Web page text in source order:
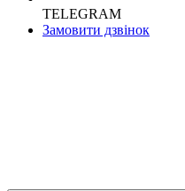
TELEGRAM
Замовити дзвінок